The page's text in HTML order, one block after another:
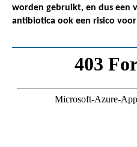
worden gebruikt, en dus een
antibiotica ook een risico voor